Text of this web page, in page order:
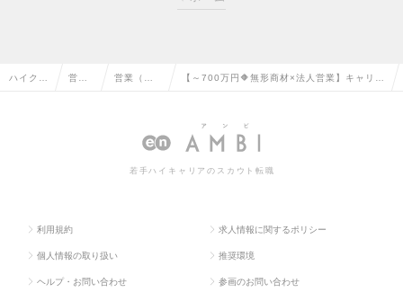
ハイクラ 営業 営業（法 【～700万円🔶無形商材×法人営業】キャリア
の求人情報
若手ハイキャリアのスカウト転職
利用規約 求人情報に関するポリシー
個人情報の取り扱い 推奨環境
ヘルプ・お問い合わせ 参画のお問い合わせ